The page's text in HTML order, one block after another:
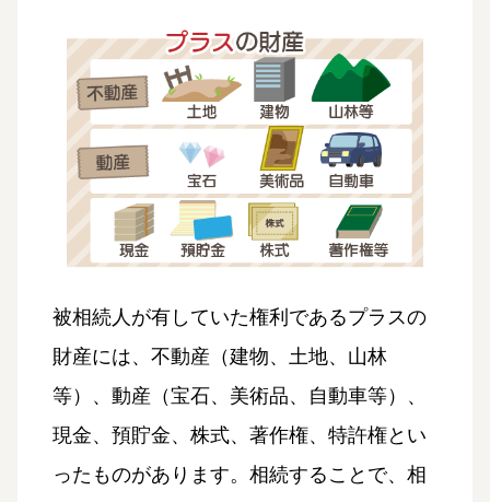
被相続人が有していた権利であるプラスの
財産には、不動産（建物、土地、山林
等）、動産（宝石、美術品、自動車等）、
現金、預貯金、株式、著作権、特許権とい
ったものがあります。相続することで、相